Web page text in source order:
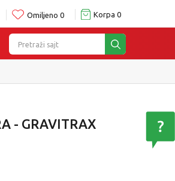
Omiljeno 0 Korpa 0
Pretraži sajt
- GRAVITRAX